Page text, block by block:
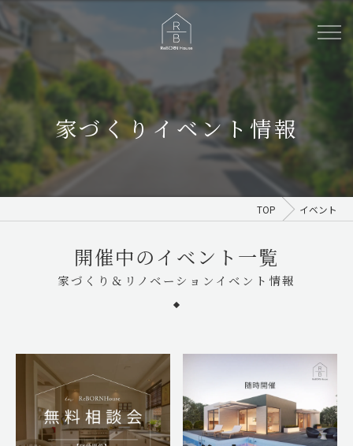
家づくりイベント情報
TOP イベント
開催中のイベント一覧
家づくり＆リノベーションイベント情報